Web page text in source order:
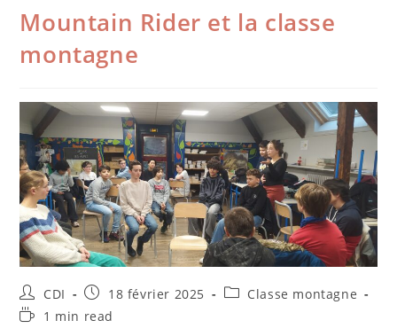
Mountain Rider et la classe
montagne
CDI 18 février 2025
Classe montagne
1 min read